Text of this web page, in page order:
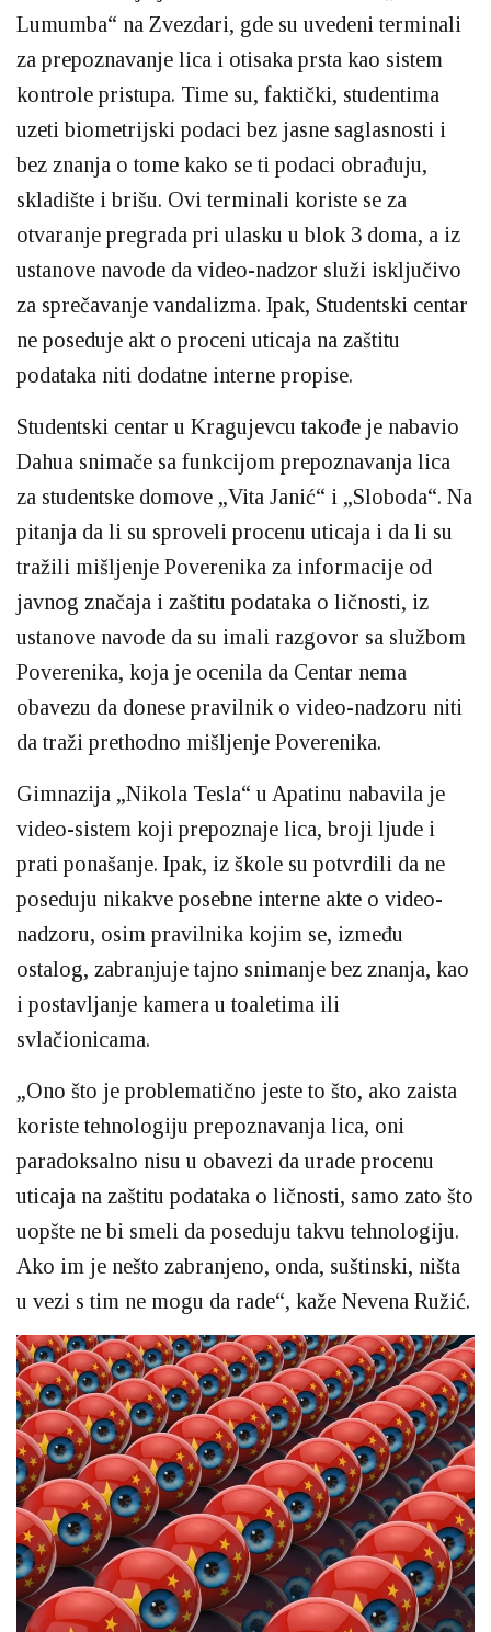
Lumumba“ na Zvezdari, gde su uvedeni terminali
za prepoznavanje lica i otisaka prsta kao sistem
kontrole pristupa. Time su, faktički, studentima
uzeti biometrijski podaci bez jasne saglasnosti i
bez znanja o tome kako se ti podaci obrađuju,
skladište i brišu. Ovi terminali koriste se za
otvaranje pregrada pri ulasku u blok 3 doma, a iz
ustanove navode da video-nadzor služi isključivo
za sprečavanje vandalizma. Ipak, Studentski centar
ne poseduje akt o proceni uticaja na zaštitu
podataka niti dodatne interne propise.
Studentski centar u Kragujevcu takođe je nabavio
Dahua snimače sa funkcijom prepoznavanja lica
za studentske domove „Vita Janić“ i „Sloboda“. Na
pitanja da li su sproveli procenu uticaja i da li su
tražili mišljenje Poverenika za informacije od
javnog značaja i zaštitu podataka o ličnosti, iz
ustanove navode da su imali razgovor sa službom
Poverenika, koja je ocenila da Centar nema
obavezu da donese pravilnik o video-nadzoru niti
da traži prethodno mišljenje Poverenika.
Gimnazija „Nikola Tesla“ u Apatinu nabavila je
video-sistem koji prepoznaje lica, broji ljude i
prati ponašanje. Ipak, iz škole su potvrdili da ne
poseduju nikakve posebne interne akte o video-
nadzoru, osim pravilnika kojim se, između
ostalog, zabranjuje tajno snimanje bez znanja, kao
i postavljanje kamera u toaletima ili
svlačionicama.
„Ono što je problematično jeste to što, ako zaista
koriste tehnologiju prepoznavanja lica, oni
paradoksalno nisu u obavezi da urade procenu
uticaja na zaštitu podataka o ličnosti, samo zato što
uopšte ne bi smeli da poseduju takvu tehnologiju.
Ako im je nešto zabranjeno, onda, suštinski, ništa
u vezi s tim ne mogu da rade“, kaže Nevena Ružić.